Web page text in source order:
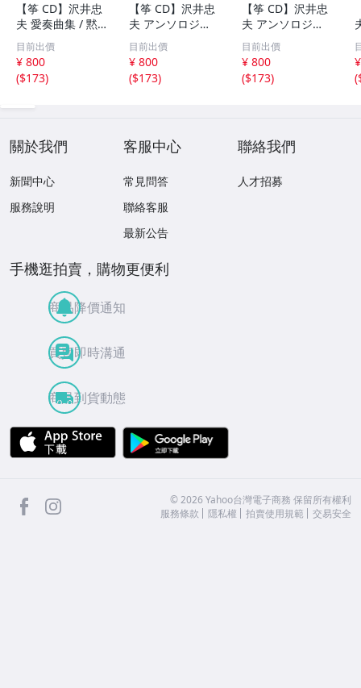
【筝 CD】沢井忠
夫 愛奏曲集 / 黙
示 、波 、二つの
相 、箏二重奏ソ
ナタ 杵屋正邦 、
入野義朗 、小野
目前出價
¥ 800
($173)
【筝 CD】沢井忠
夫 アンソロジー
「凜」からの分売
沢井忠夫作品集
ライブ 風衣、水
の声、枯野砧、五
目前出價
¥ 800
($173)
【筝 CD】沢井忠
夫 アンソロジー
「凜」からの分売
沢井忠夫 作品集
第三集 “光る海”
（限定販売） 200
目前出價
¥ 800
($173)
(
關於我們
新聞中心
服務說明
客服中心
常見問答
聯絡客服
最新公告
聯絡我們
人才招募
手機逛拍賣，購物更便利
商品降價通知
買賣即時溝通
商品到貨動態
APP Store
facebook ©2026 Yahoo台灣電子商務 保留所有權利
服務條款
隱私權 拍賣使用規範 交易安全